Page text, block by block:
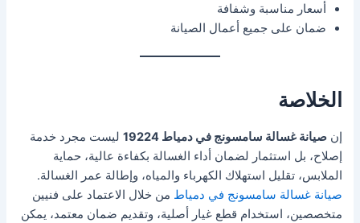
أسعار مناسبة وشفافة
ضمان على جميع أعمال الصيانة
الخلاصة
إنصيانة غسالة سامسونج في دمياط 19224
ليست مجرد خدمة
إصلاح، بل استثمار لضمان أداء الغسالة بكفاءة عالية، حماية
الملابس، تقليل استهلاك الكهرباء والمياه، وإطالة عمر الغسالة.
صيانة غسالة سامسونج في دمياط من خلال الاعتماد على فنيين
متخصصين، استخدام قطع غيار أصلية، وتقديم ضمان معتمد، يمكن